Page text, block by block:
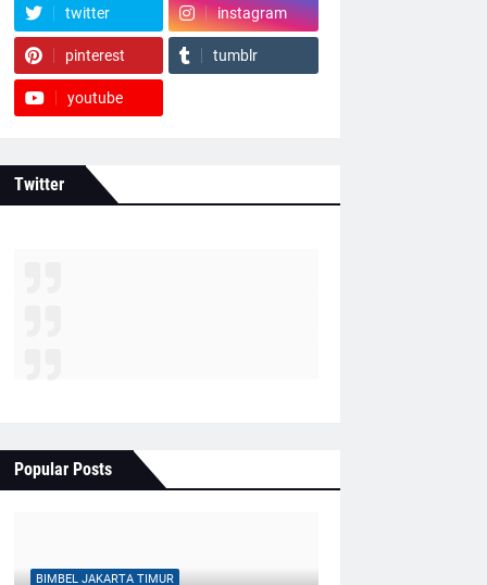
twitter instagram
pinterest tumblr
youtube
Twitter
Popular Posts
BIMBEL JAKARTA TIMUR